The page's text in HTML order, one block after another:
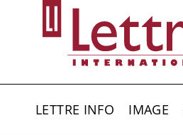
LETTRE INFO IMAGE